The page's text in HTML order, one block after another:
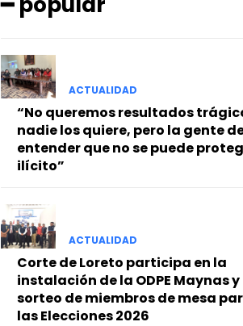
ACTUALIDAD
“No queremos resultados
nadie los quiere, pero la gente
entender que no se puede
ilícito”
ACTUALIDAD
Corte de Loreto participa en la
instalación de la ODPE Maynas y
sorteo de miembros de mesa
las Elecciones 2026